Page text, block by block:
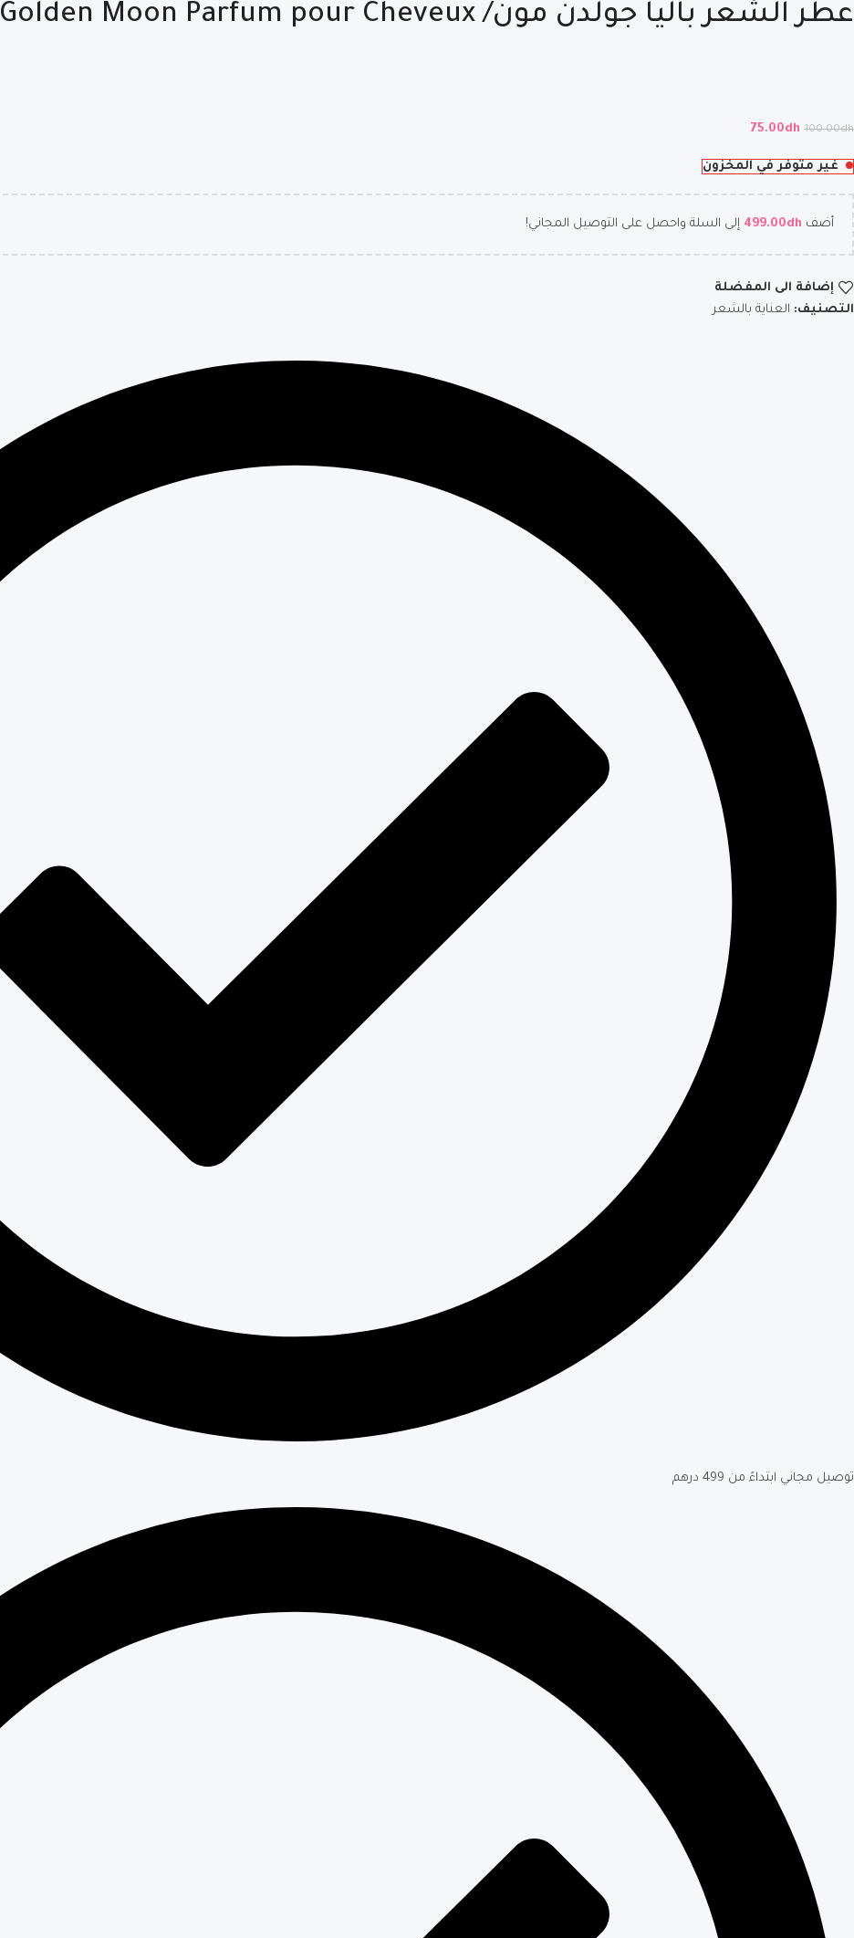
عطر الشعر باليا جولدن مون/ Balea Golden Moon Parfum pour Cheveux
100.00dh
75.00dh
غير متوفر في المخزون
أضف 499.00dh إلى السلة واحصل على التوصيل المجاني!
إضافة الى المفضلة
التصنيف: العناية بالشعر
توصيل مجاني ابتداءً من 499 درهم